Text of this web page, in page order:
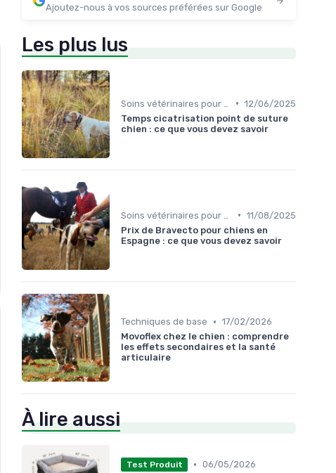
Ajoutez-nous à vos sources préférées sur Google
Les plus lus
• 12/06/2025
Temps cicatrisation point de suture
chien : ce que vous devez savoir
• 11/08/2025
Prix de Bravecto pour chiens en
Espagne : ce que vous devez savoir
Techniques de base • 17/02/2026
Movoflex chez le chien : comprendre
les effets secondaires et la santé
articulaire
À lire aussi
Test Produit • 06/05/2026